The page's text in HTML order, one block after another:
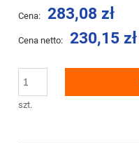
Cena: 283,08 zł
Cena netto: 230,15 zł
szt.